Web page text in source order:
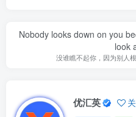
Nobody looks down on you
look
没谁瞧不起你，因为别人
优汇英